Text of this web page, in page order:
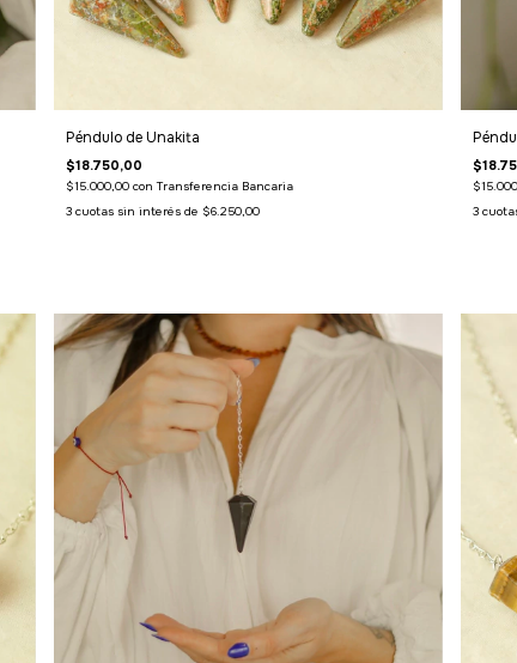
Péndulo de Unakita
$18.750,00
$15.000,00 con Transferencia Bancaria
3 cuotas sin interés de $6.250,00
3